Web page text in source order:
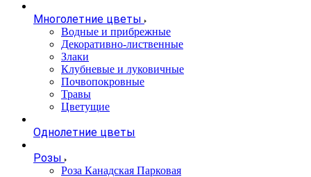
Многолетние цветы
Водные и прибрежные
Декоративно-лиственные
Злаки
Клубневые и луковичные
Почвопокровные
Травы
Цветущие
Однолетние цветы
Розы
Роза Канадская Парковая